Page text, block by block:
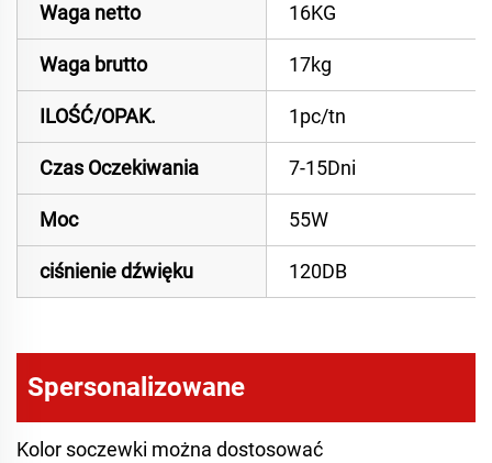
Waga netto 16KG
Waga brutto 17kg
ILOŚĆ/OPAK. 1pc/tn
Czas Oczekiwania 7-15Dni
Moc 55W
ciśnienie dźwięku 120DB
Spersonalizowane
Kolor soczewki można dostosować